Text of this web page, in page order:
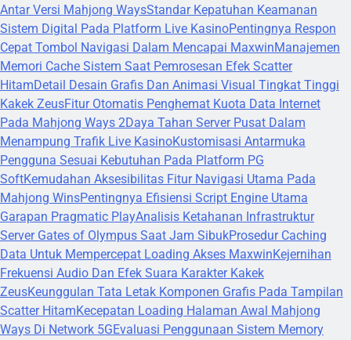
Antar Versi Mahjong WaysStandar Kepatuhan Keamanan
Sistem Digital Pada Platform Live KasinoPentingnya Respon
Cepat Tombol Navigasi Dalam Mencapai MaxwinManajemen
Memori Cache Sistem Saat Pemrosesan Efek Scatter
HitamDetail Desain Grafis Dan Animasi Visual Tingkat Tinggi
Kakek ZeusFitur Otomatis Penghemat Kuota Data Internet
Pada Mahjong Ways 2Daya Tahan Server Pusat Dalam
Menampung Trafik Live KasinoKustomisasi Antarmuka
Pengguna Sesuai Kebutuhan Pada Platform PG
SoftKemudahan Aksesibilitas Fitur Navigasi Utama Pada
Mahjong WinsPentingnya Efisiensi Script Engine Utama
Garapan Pragmatic PlayAnalisis Ketahanan Infrastruktur
Server Gates of Olympus Saat Jam SibukProsedur Caching
Data Untuk Mempercepat Loading Akses MaxwinKejernihan
Frekuensi Audio Dan Efek Suara Karakter Kakek
ZeusKeunggulan Tata Letak Komponen Grafis Pada Tampilan
Scatter HitamKecepatan Loading Halaman Awal Mahjong
Ways Di Network 5GEvaluasi Penggunaan Sistem Memory